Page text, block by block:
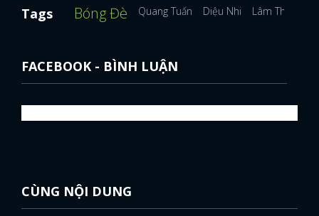
Tags Bóng Đè Quang Tuấn Diệu Nhi Lâm Thanh Mỹ
FACEBOOK - BÌNH LUẬN
CÙNG NỘI DUNG